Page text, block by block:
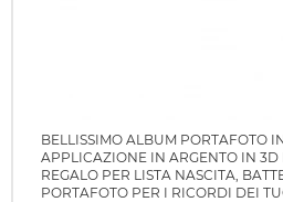
BELLISSIMO ALBUM PORTAFOTO
APPLICAZIONE IN ARGENTO IN 3D
REGALO PER LISTA NASCITA,
PORTAFOTO PER I RICORDI DEI